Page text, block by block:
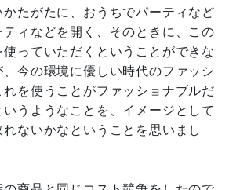
たがたに、おうちでパーティなど
ィなどを開く、そのときに、この
っていただくということができな
今の環境に優しい時代のファッシ
れを使うことがファッショナブルだ
うようなことを、イメージとして
ないかなということを思いまし